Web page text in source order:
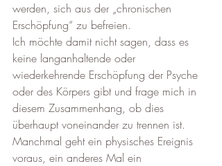
werden, sich aus der „chronischen
Erschöpfung“ zu befreien.
Ich möchte damit nicht sagen, dass es
keine langanhaltende oder
wiederkehrende Erschöpfung der Psyche
oder des Körpers gibt und frage mich in
diesem Zusammenhang, ob dies
überhaupt voneinander zu trennen ist.
Manchmal geht ein physisches Ereignis
voraus, ein anderes Mal ein